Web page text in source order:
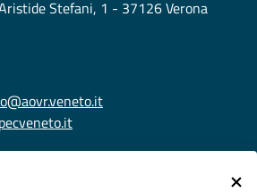
Stefani, 1 - 37126 Verona